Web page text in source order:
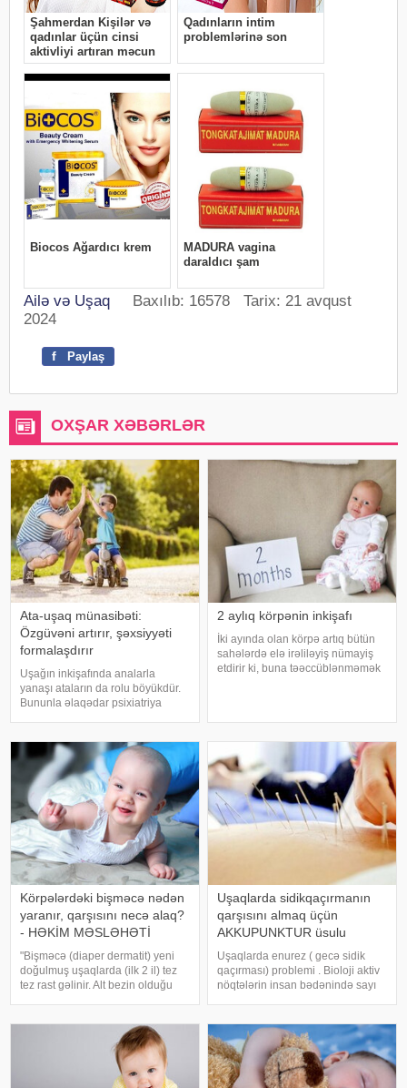
Ailə və Uşaq Baxılıb: 16578 Tarix: 21 avqust
2024
f Paylaş
OXŞAR XƏBƏRLƏR
Ata-uşaq münasibəti:
Özgüvəni artırır, şəxsiyyəti
formalaşdırır
Uşağın inkişafında analarla
yanaşı ataların da rolu böyükdür.
Bununla əlaqədar psixiatriya
ünsiyyəti olan uşaqların müsbət
şəxsiyyət xüsusiyyətlərini inkişa
2 aylıq körpənin inkişafı
İki ayında olan körpə artıq bütün
sahələrdə elə irəliləyiş nümayiş
etdirir ki, buna təəccüblənməmək
Körpələrdəki bişməcə nədən
yaranır, qarşısını necə alaq?
- HƏKİM MƏSLƏHƏTİ
"Bişməcə (diaper dermatit) yeni
doğulmuş uşaqlarda (ilk 2 il) tez
tez rast gəlinir. Alt bezin olduğu
barədə pediatr Gülnar
Abdullayeva -a açıqlamasınd
Uşaqlarda sidikqaçırmanın
qarşısını almaq üçün
AKKUPUNKTUR üsulu
Uşaqlarda enurez ( gecə sidik
qaçırması) problemi . Bioloji aktiv
nöqtələrin insan bədənində sayı
istifadə edilir. Bu nöqtələr qeyd
edildiyi kimi müxtəlif üzvlərd